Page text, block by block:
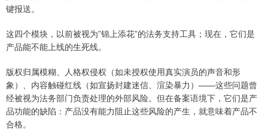
键报送。
这四个模块，以前被视为”锦上添花”的法务支持工具；现在，它们是
产品能不能上线的生死线。
版权归属模糊、人格权侵权（如未授权使用真实演员的声音和形
象）、内容触碰红线（如宣扬封建迷信、渲染暴力）——这些问题曾
经被视为法务部门负责处理的外部风险。但在备案语境下，它们是产
品功能的缺陷：产品没有能力阻止这些风险的产生，就意味着产品不
合格。